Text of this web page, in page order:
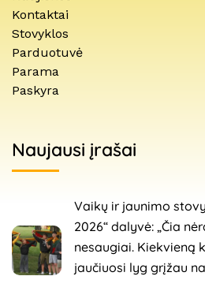
Kontaktai
Stovyklos
Parduotuvė
Parama
Paskyra
Naujausi įrašai
Vaikų ir jaunimo
2026“ dalyvė: „Čia
nesaugiai. Kiekvieną
jaučiuosi lyg grįžau